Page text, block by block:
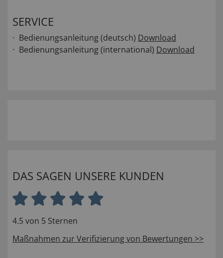
SERVICE
Bedienungsanleitung (deutsch) Download
Bedienungsanleitung (international) Download
DAS SAGEN UNSERE KUNDEN
4.5 von 5 Sternen
Maßnahmen zur Verifizierung von Bewertungen >>